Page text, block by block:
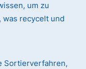
um zu
recycelt und
Sortierverfahren,